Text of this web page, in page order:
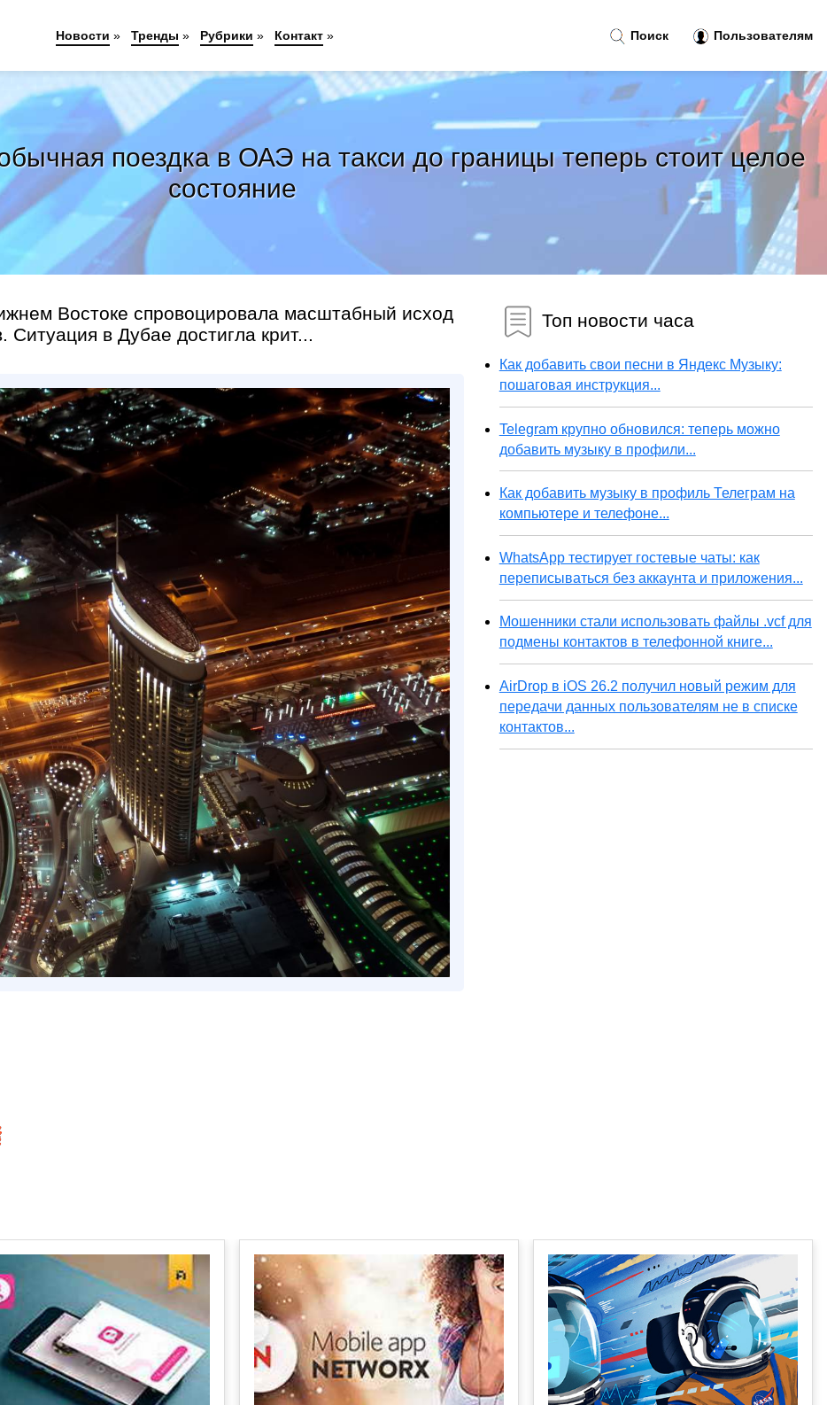
поездка в ОАЭ на такси до границы теперь стоит целое
состояние
Востоке спровоцировала масштабный исход
в Дубае достигла крит...
Топ новости часа
Как добавить свои песни в Яндекс Музыку:
пошаговая инструкция...
Telegram крупно обновился: теперь можно
добавить музыку в профили...
Как добавить музыку в профиль Телеграм на
компьютере и телефоне...
WhatsApp тестирует гостевые чаты: как
переписываться без аккаунта и приложения...
Мошенники стали использовать файлы .vcf для
подмены контактов в телефонной книге...
AirDrop в iOS 26.2 получил новый режим для
передачи данных пользователям не в списке
контактов...
Поиск Пользователям
Новости » Тренды » Рубрики » Контакт»